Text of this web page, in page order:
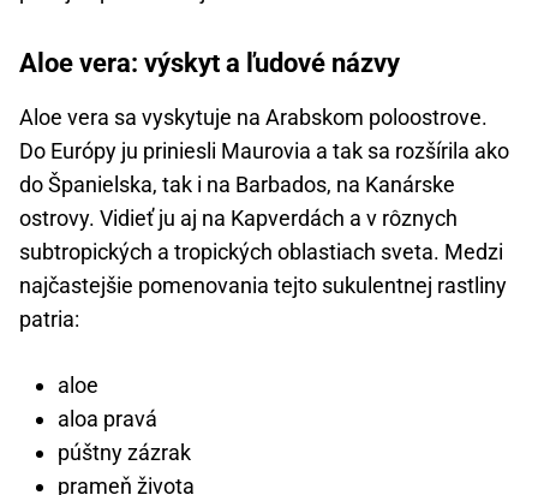
Aloe vera: výskyt a ľudové názvy
Aloe vera sa vyskytuje na Arabskom poloostrove.
Do Európy ju priniesli Maurovia a tak sa rozšírila ako
do Španielska, tak i na Barbados, na Kanárske
ostrovy. Vidieť ju aj na Kapverdách a v rôznych
subtropických a tropických oblastiach sveta. Medzi
najčastejšie pomenovania tejto sukulentnej rastliny
patria:
aloe
aloa pravá
púštny zázrak
prameň života